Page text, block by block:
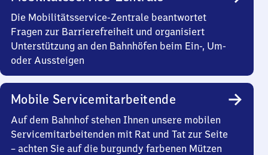
Die Mobilitätsservice-Zentrale beantwortet
Fragen zur Barrierefreiheit und organisiert
Unterstützung an den Bahnhöfen beim Ein-, Um-
oder Aussteigen
Mobile Servicemitarbeitende
Auf dem Bahnhof stehen Ihnen unsere mobilen
Servicemitarbeitenden mit Rat und Tat zur Seite
– achten Sie auf die burgundy farbenen Mützen